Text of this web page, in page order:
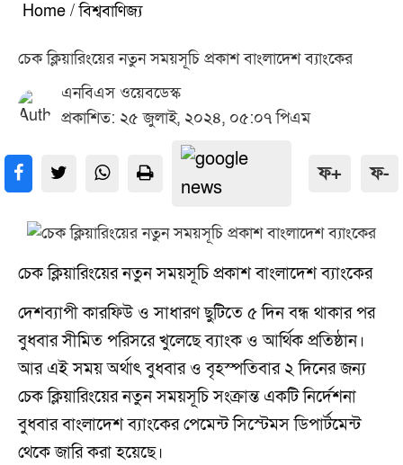
Home / বিশ্ববাণিজ্য
চেক ক্লিয়ারিংয়ের নতুন সময়সূচি প্রকাশ বাংলাদেশ ব্যাংকের
এনবিএস ওয়েবডেস্ক
প্রকাশিত: ২৫ জুলাই, ২০২৪, ০৫:০৭ পিএম
ফ+ ফ-
চেক ক্লিয়ারিংয়ের নতুন সময়সূচি প্রকাশ বাংলাদেশ ব্যাংকের
দেশব্যাপী কারফিউ ও সাধারণ ছুটিতে ৫ দিন বন্ধ থাকার পর
বুধবার সীমিত পরিসরে খুলেছে ব্যাংক ও আর্থিক প্রতিষ্ঠান।
আর এই সময় অর্থাৎ বুধবার ও বৃহস্পতিবার ২ দিনের জন্য
চেক ক্লিয়ারিংয়ের নতুন সময়সূচি সংক্রান্ত একটি নির্দেশনা
বুধবার বাংলাদেশ ব্যাংকের পেমেন্ট সিস্টেমস ডিপার্টমেন্ট
থেকে জারি করা হয়েছে।